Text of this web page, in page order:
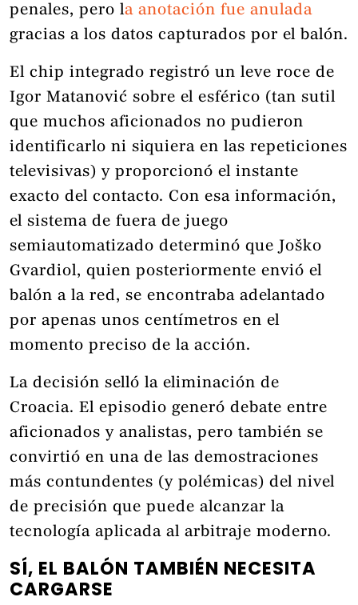
penales, pero la anotación fue anulada
gracias a los datos capturados por el balón.
El chip integrado registró un leve roce de
Igor Matanović sobre el esférico (tan sutil
que muchos aficionados no pudieron
identificarlo ni siquiera en las repeticiones
televisivas) y proporcionó el instante
exacto del contacto. Con esa información,
el sistema de fuera de juego
semiautomatizado determinó que Joško
Gvardiol, quien posteriormente envió el
balón a la red, se encontraba adelantado
por apenas unos centímetros en el
momento preciso de la acción.
La decisión selló la eliminación de
Croacia. El episodio generó debate entre
aficionados y analistas, pero también se
convirtió en una de las demostraciones
más contundentes (y polémicas) del nivel
de precisión que puede alcanzar la
tecnología aplicada al arbitraje moderno.
SÍ, EL BALÓN TAMBIÉN NECESITA
CARGARSE